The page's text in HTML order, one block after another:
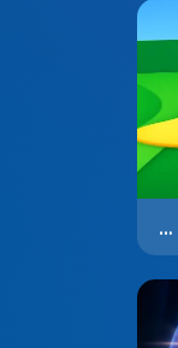
אס גולף - Ace Golf